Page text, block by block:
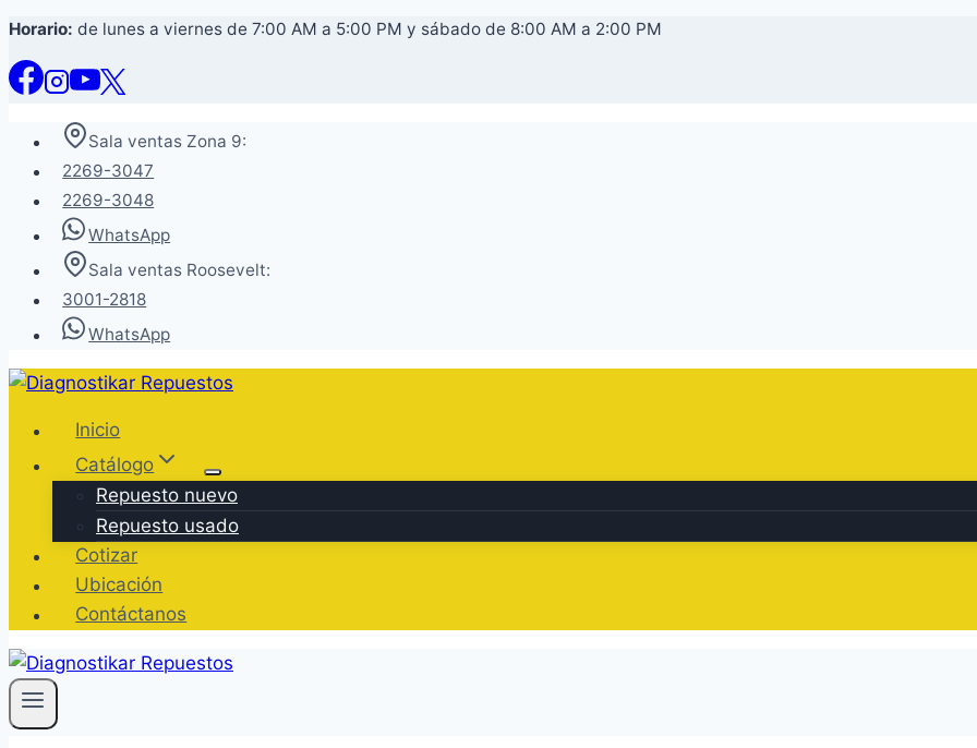
Saltar
al
contenido
Horario: de lunes a viernes de 7:00 AM a 5:00 PM y sábado de 8:00 AM a 2:00 PM
Sala ventas Zona 9:
2269-3047
2269-3048
WhatsApp
Sala ventas Roosevelt:
3001-2818
WhatsApp
Inicio
Catálogo
Repuesto nuevo
Repuesto usado
Cotizar
Ubicación
Contáctanos